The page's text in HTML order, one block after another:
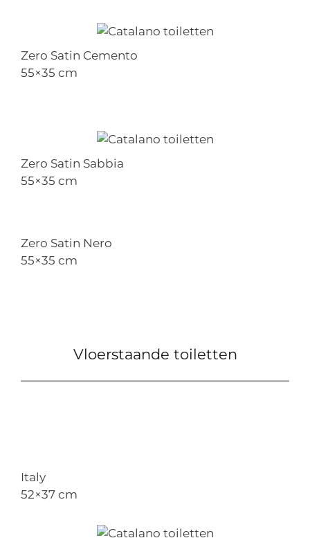
Zero Satin Cemento
55×35 cm
Zero Satin Sabbia
55×35 cm
Zero Satin Nero
55×35 cm
Vloerstaande toiletten
Italy
52×37 cm